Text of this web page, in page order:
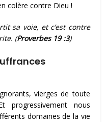
colère contre Dieu !
sa voie, et c’est contre
(Proverbes 19 :3)
vierges de toute
progressivement nous
domaines de la vie